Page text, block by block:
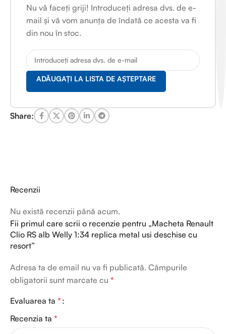
Nu vă faceți griji! Introduceți adresa dvs. de e-
mail și vă vom anunța de îndată ce acesta va fi
din nou în stoc.
ADĂUGAȚI LA LISTA DE AȘTEPTARE
Share:
Recenzii
Nu există recenzii până acum.
Fii primul care scrii o recenzie pentru „Macheta Renault
Clio RS alb Welly 1:34 replica metal usi deschise cu
resort”
Adresa ta de email nu va fi publicată. Câmpurile
obligatorii sunt marcate cu *
Evaluarea ta *
Recenzia ta *